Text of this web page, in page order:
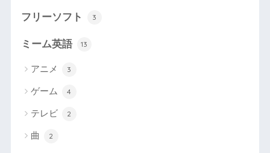
フリーソフト 3
ミーム英語 13
アニメ 3
ゲーム 4
テレビ 2
曲 2